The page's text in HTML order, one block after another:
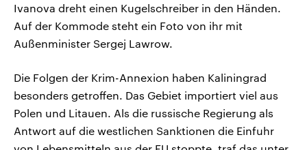
Ivanova dreht einen Kugelschreiber in den Händen.
Auf der Kommode steht ein Foto von ihr mit
Außenminister Sergej Lawrow.
Die Folgen der Krim-Annexion haben Kaliningrad
besonders getroffen. Das Gebiet importiert viel aus
Polen und Litauen. Als die russische Regierung als
Antwort auf die westlichen Sanktionen die Einfuhr